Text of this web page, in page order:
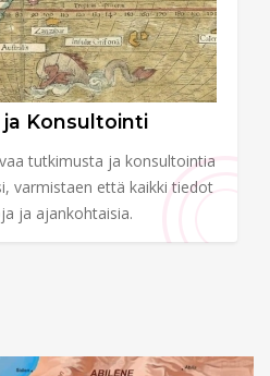
Konsultointi
tutkimusta ja konsultointia
varmistaen että kaikki tiedot
ja ajankohtaisia.